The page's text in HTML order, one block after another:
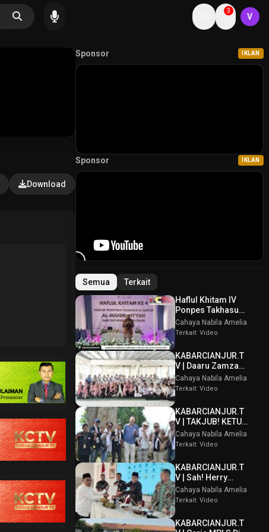
3
V
Download
Sponsor IKLAN
Sponsor IKLAN
Semua
Terkait
Haflul Khitam IV
Ponpes Takhasus
Al Qur’an Al
Mahmudiyyah Bani
Assatinem
Campaka
Cahaya Nabila Amelia
Terkait: Video
KABARCIANJUR.T
V | Daaru Zamzam
Berbagi
Kebahagiaan &
Sambut Muharram
1448 H
Cahaya Nabila Amelia
Terkait: Video
KABARCIANJUR.T
V | TAKJUB! KETUM
PPBI AKUI
POTENSI BATU
Cahaya Nabila Amelia
Terkait: Video
KABARCIANJUR.T
V | Sah! Herry
Wirawan Terpilih
Aklamasi Musda
Cianjur
Cahaya Nabila Amelia
Terkait: Video
KABARCIANJUR.T